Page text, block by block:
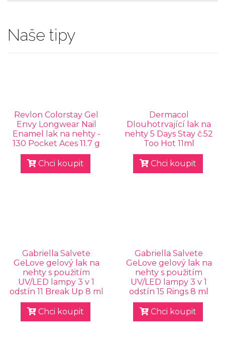
Naše tipy
Revlon Colorstay Gel
Envy Longwear Nail
Enamel lak na nehty -
130 Pocket Aces 11.7 g
Chci koupit
Dermacol
Dlouhotrvající lak na
nehty 5 Days Stay č.52
Too Hot 11ml
Chci koupit
Gabriella Salvete
GeLove gelový lak na
nehty s použitím
UV/LED lampy 3 v 1
odstín 11 Break Up 8 ml
Chci koupit
Gabriella Salvete
GeLove gelový lak na
nehty s použitím
UV/LED lampy 3 v 1
odstín 15 Rings 8 ml
Chci koupit